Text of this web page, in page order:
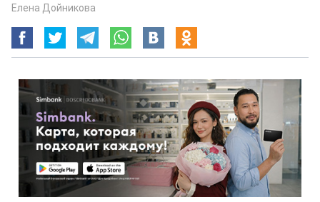
Елена Дойникова